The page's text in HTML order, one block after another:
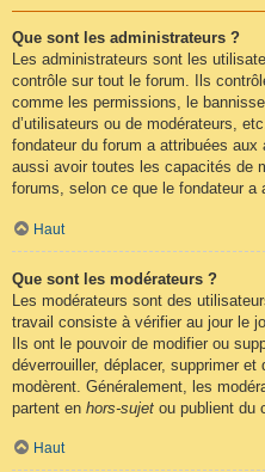
Que sont les administrateurs ?
Les administrateurs sont les
contrôle sur tout le forum. Ils
comme les permissions, le
d’utilisateurs ou de modérateurs,
fondateur du forum a attribuées
aussi avoir toutes les capacités de
forums, selon ce que le fondateur a
Haut
Que sont les modérateurs ?
Les modérateurs sont des
travail consiste à vérifier au jour le
Ils ont le pouvoir de modifier ou
déverrouiller, déplacer, supprimer
modèrent. Généralement, les
partent en hors-sujet ou publient du
Haut